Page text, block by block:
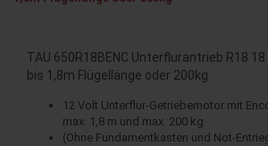
TAU 650R18BENC Unterflurantrieb R18 18
bis 1,8m Flügellänge oder 200kg
12 Volt Unterflur-Getriebemotor mit
max. 1,8 m und max. 200 kg
(Ohne Fundamentkasten und Not-